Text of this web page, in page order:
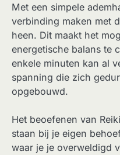
Met een simpele
verbinding maken met
heen. Dit maakt het
energetische balans te
enkele minuten kan al
spanning die zich
opgebouwd.
Het beoefenen van
staan bij je eigen
waar je je overweldigd